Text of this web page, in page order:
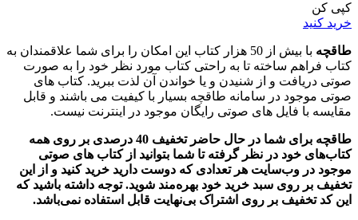
کپی کن
خرید کنید
طاقچه
با بیش از 50 هزار کتاب این امکان را برای شما علاقمندان به
کتاب فراهم ساخته تا به راحتی کتاب مورد نظر خود را به صورت
صوتی دریافت و از شنیدن و یا خواندن آن لذت ببرید. کتاب های
صوتی موجود در سامانه طاقچه بسیار با کیفیت می باشند و قابل
مقایسه با فایل های صوتی رایگان موجود در اینترنت نیست.
طاقچه برای شما در حال حاضر تخفیف 40 درصدی بر روی همه
کتاب‌های خود در نظر گرفته تا شما بتوانید از کتاب های صوتی
موجود در وب‌سایت هر تعدادی که دوست دارید خرید کنید و از این
تخفیف بر روی سبد خرید خود بهره‌مند شوید. توجه داشته باشید که
این کد تخفیف بر روی اشتراک بی‌نهایت قابل استفاده نمی‌باشد.